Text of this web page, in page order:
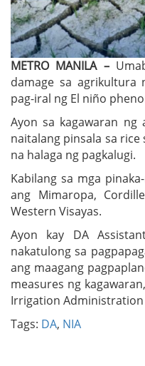
METRO MANILA –
damage sa agrikultura
pag-iral ng El niño
Ayon sa kagawaran ng
naitalang pinsala sa
na halaga ng pagkalugi.
Kabilang sa mga
ang Mimaropa,
Western Visayas.
Ayon kay DA
nakatulong sa
ang maagang
measures ng
Irrigation Administration
Tags: DA, NIA